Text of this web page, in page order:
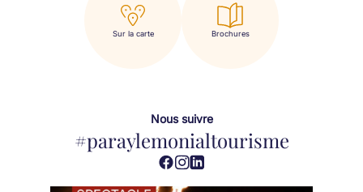
Sur la carte Brochures
Nous suivre
#paraylemonialtourisme